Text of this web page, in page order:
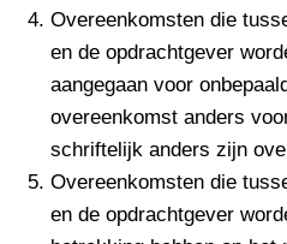
Overeenkomsten die
en de opdrachtgever
aangegaan voor
overeenkomst anders
schriftelijk anders zijn
Overeenkomsten die
en de opdrachtgever